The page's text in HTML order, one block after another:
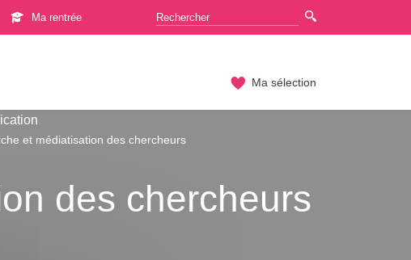
Ma rentrée
Ma sélection
et médiatisation des chercheurs
des chercheurs